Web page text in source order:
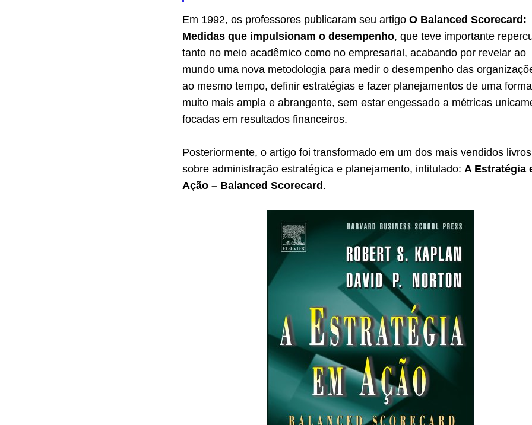
Em 1992, os professores publicaram seu artigo O Balanced Scorecard:
Medidas que impulsionam o desempenho, que teve importante
tanto no meio acadêmico como no empresarial, acabando por revelar ao
mundo uma nova metodologia para medir o desempenho das
ao mesmo tempo, definir estratégias e fazer planejamentos de uma forma
muito mais ampla e abrangente, sem estar engessado a métricas
focadas em resultados financeiros.
Posteriormente, o artigo foi transformado em um dos mais vendidos livros
sobre administração estratégica e planejamento, intitulado: A Estratégia
Ação – Balanced Scorecard .